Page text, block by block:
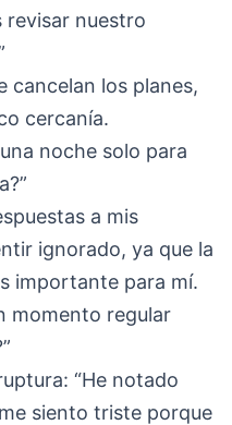
revisar nuestro
cancelan los planes,
cercanía.
noche solo para
a mis
ignorado, ya que la
importante para mí.
momento regular
“He notado
siento triste porque